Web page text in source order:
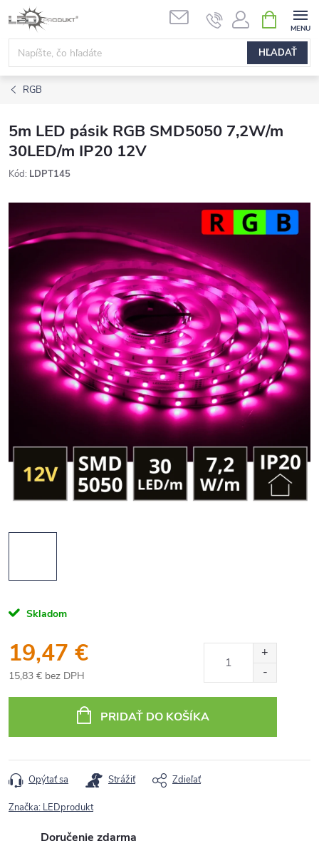
Prejsť
na
obsah
HĽADAŤ
KOŠÍK
RGB
5m LED pásik RGB SMD5050 7,2W/m
30LED/m IP20 12V
Kód: LDPT145
Skladom
19,47 €
15,83 € bez DPH
cena:
PRIDAŤ DO KOŠÍKA
Opýtať sa Strážiť Zdieľať
Značka: LEDprodukt
Doručenie zdarma